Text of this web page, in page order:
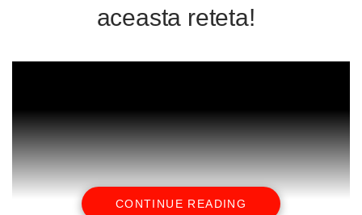
aceasta reteta!
CONTINUE READING